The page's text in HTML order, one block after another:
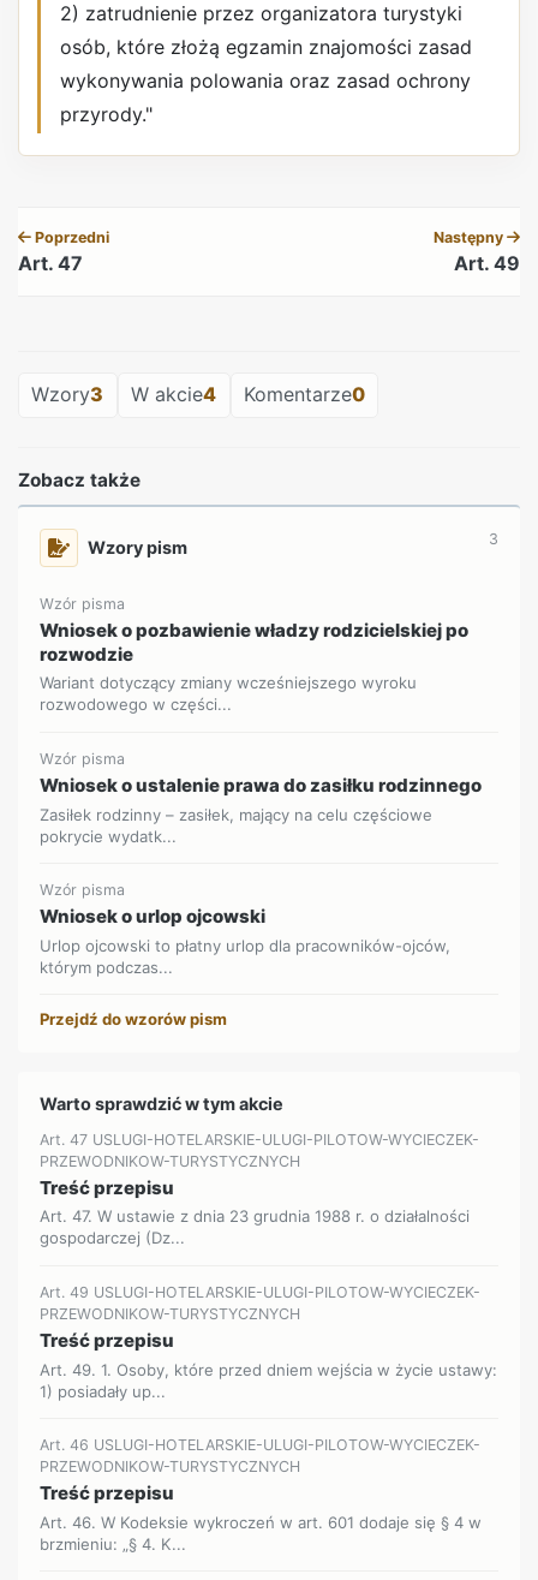
2) zatrudnienie przez organizatora turystyki
osób, które złożą egzamin znajomości zasad
wykonywania polowania oraz zasad ochrony
przyrody."
Poprzedni
Art. 47
Następny
Art. 49
Wzory3 W akcie4 Komentarze0
Zobacz także
Wzory pism 3
Wzór pisma
Wniosek o pozbawienie władzy rodzicielskiej po
rozwodzie
Wariant dotyczący zmiany wcześniejszego wyroku
rozwodowego w części...
Wzór pisma
Wniosek o ustalenie prawa do zasiłku rodzinnego
Zasiłek rodzinny – zasiłek, mający na celu częściowe
pokrycie wydatk...
Wzór pisma
Wniosek o urlop ojcowski
Urlop ojcowski to płatny urlop dla pracowników-ojców,
którym podczas...
Przejdź do wzorów pism
Warto sprawdzić w tym akcie
Art. 47 USLUGI-HOTELARSKIE-ULUGI-PILOTOW-WYCIECZEK-
PRZEWODNIKOW-TURYSTYCZNYCH
Treść przepisu
Art. 47. W ustawie z dnia 23 grudnia 1988 r. o działalności
gospodarczej (Dz...
Art. 49 USLUGI-HOTELARSKIE-ULUGI-PILOTOW-WYCIECZEK-
PRZEWODNIKOW-TURYSTYCZNYCH
Treść przepisu
Art. 49. 1. Osoby, które przed dniem wejścia w życie ustawy:
1) posiadały up...
Art. 46 USLUGI-HOTELARSKIE-ULUGI-PILOTOW-WYCIECZEK-
PRZEWODNIKOW-TURYSTYCZNYCH
Treść przepisu
Art. 46. W Kodeksie wykroczeń w art. 601 dodaje się § 4 w
brzmieniu: „§ 4. K...